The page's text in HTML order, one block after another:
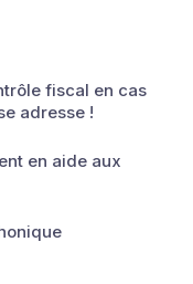
fiscal en cas
adresse !
en aide aux